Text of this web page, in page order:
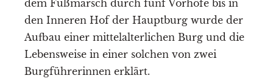
dem Fußmarsch durch fünf Vorhöfe bis in
den Inneren Hof der Hauptburg wurde der
Aufbau einer mittelalterlichen Burg und die
Lebensweise in einer solchen von zwei
Burgführerinnen erklärt.